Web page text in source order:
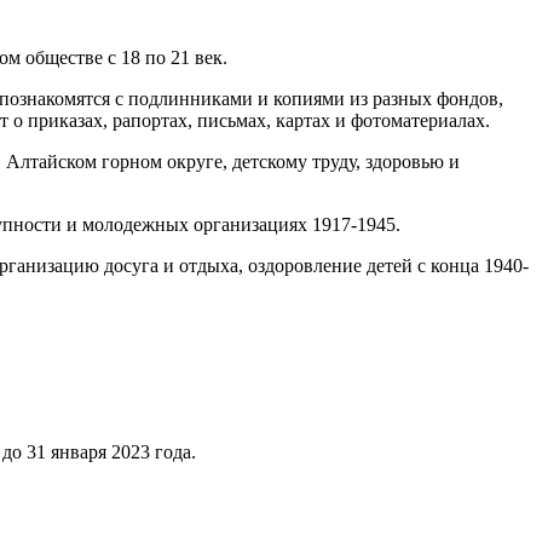
обществе с 18 по 21 век.
с подлинниками и копиями из разных фондов,
приказах, рапортах, письмах, картах и фотоматериалах.
горном округе, детскому труду, здоровью и
и молодежных организациях 1917-1945.
досуга и отдыха, оздоровление детей с конца 1940-
31 января 2023 года.